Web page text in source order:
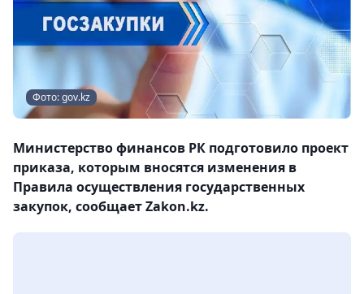
Фото: gov.kz
Министерство финансов РК подготовило проект
приказа, которым вносятся изменения в
Правила осуществления государственных
закупок, сообщает Zakon.kz.